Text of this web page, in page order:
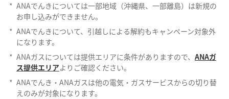
* ANAでんきについては一部地域（沖縄県、一部離島）は新規の
お申し込みができません。
* ANAでんきについて、引越しによる解約もキャンペーン対象外
になります。
* ANAガスについては提供エリアに条件がありますので、 ANAガ
ス提供エリアよりご確認ください。
* ANAでんき・ANAガスは他の電気・ガスサービスからの切り替
えのみが対象になります。